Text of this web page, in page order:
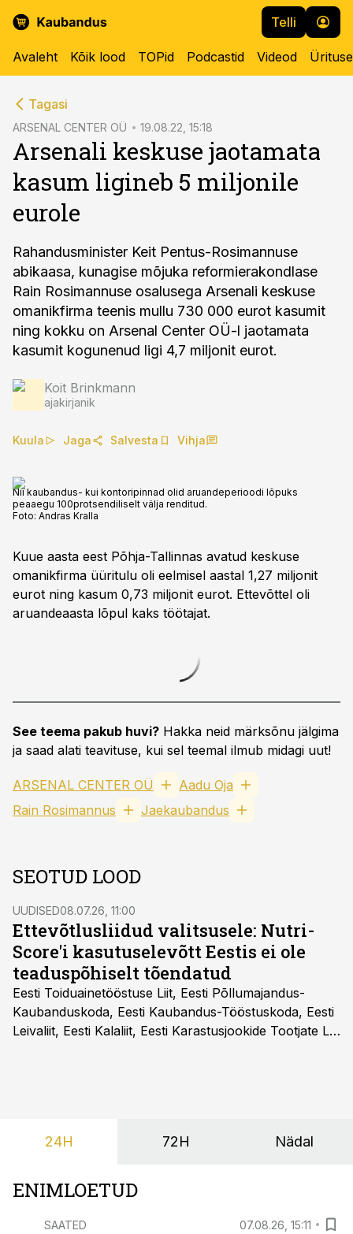
Telli
Avaleht Kõik lood TOPid Podcastid Videod
Tagasi
ARSENAL CENTER OÜ 19.08.22, 15:18
Arsenali keskuse jaotamata
kasum ligineb 5 miljonile
eurole
Rahandusminister Keit Pentus-Rosimannuse
abikaasa, kunagise mõjuka reformierakondlase
Rain Rosimannuse osalusega Arsenali keskuse
omanikfirma teenis mullu 730 000 eurot kasumit
ning kokku on Arsenal Center OÜ-l jaotamata
kasumit kogunenud ligi 4,7 miljonit eurot.
Koit Brinkmann
ajakirjanik
Kuula Jaga Salvesta Vihja
Nii kaubandus- kui kontoripinnad olid aruandeperioodi lõpuks
peaaegu 100protsendiliselt välja renditud.
Foto: Andras Kralla
Kuue aasta eest Põhja-Tallinnas avatud keskuse
omanikfirma üüritulu oli eelmisel aastal 1,27 miljonit
eurot ning kasum 0,73 miljonit eurot. Ettevõttel oli
aruandeaasta lõpul kaks töötajat.
See teema pakub huvi? Hakka neid märksõnu jälgima
ja saad alati teavituse, kui sel teemal ilmub midagi uut!
ARSENAL CENTER OÜ
Aadu Oja
Rain Rosimannus
Jaekaubandus
SEOTUD LOOD
UUDISED08.07.26, 11:00
Ettevõtlusliidud valitsusele: Nutri-
Score'i kasutuselevõtt Eestis ei ole
teaduspõhiselt tõendatud
Eesti Toiduainetööstuse Liit, Eesti Põllumajandus-
Kaubanduskoda, Eesti Kaubandus-Tööstuskoda, Eesti
Leivaliit, Eesti Kalaliit, Eesti Karastusjookide Tootjate Liit
arvestavas lahenduses. Pakendi esikülje märgistuse
eksitamine.
24H 72H Nädal
ENIMLOETUD
SAATED 07.08.26, 15:11